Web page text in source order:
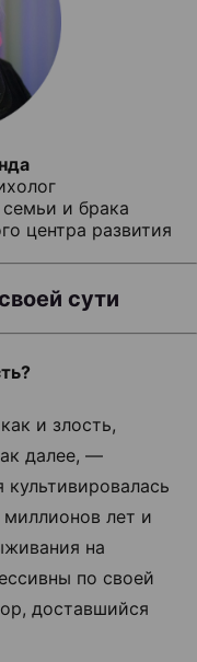
и брака
центра развития
сути
и злость,
далее, —
культивировалась
лет и
на
по своей
доставшийся